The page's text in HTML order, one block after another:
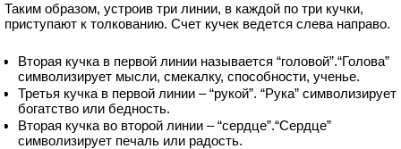
Таким образом, устроив три линии, в каждой по три кучки,
приступают к толкованию. Счет кучек ведется слева направо.
Вторая кучка в первой линии называется “головой”.“Голова”
символизирует мысли, смекалку, способности, ученье.
Третья кучка в первой линии – “рукой”. “Рука” символизирует
богатство или бедность.
Вторая кучка во второй линии – “сердце”.“Сердце”
символизирует печаль или радость.